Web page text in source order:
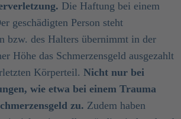
Die Haftung bei einem
geschädigten Person steht
bzw. des Halters übernimmt in der
Höhe das Schmerzensgeld ausgezahlt
Körperteil. Nicht nur bei
wie etwa bei einem Trauma
zu. Zudem haben